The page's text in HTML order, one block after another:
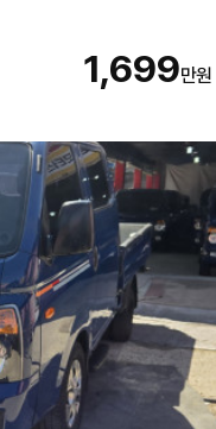
1,699만원